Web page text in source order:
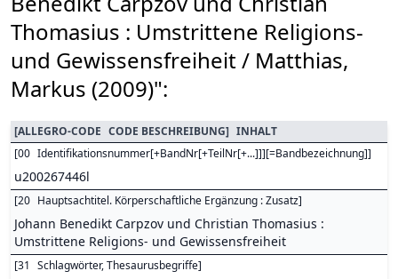
Thomasius : Umstrittene Religions-
und Gewissensfreiheit / Matthias,
Markus (2009)":
[ALLEGRO-CODE CODE BESCHREIBUNG] INHALT
[00 Identifikationsnummer[+BandNr[+TeilNr[+...]]][=Bandbezeichnung]]
u200267446l
[20 Hauptsachtitel. Körperschaftliche Ergänzung : Zusatz]
Johann Benedikt Carpzov und Christian Thomasius :
Umstrittene Religions- und Gewissensfreiheit
[31 Schlagwörter, Thesaurusbegriffe]